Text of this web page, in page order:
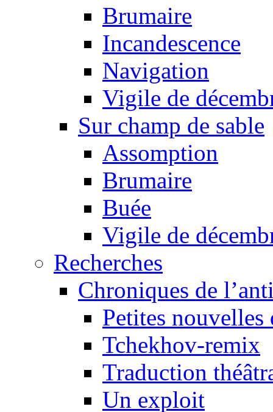
Brumaire
Incandescence
Navigation
Vigile de
Sur champ de sable
Assomption
Brumaire
Buée
Vigile de
Recherches
Chroniques de
Petites
Tchekhov-remix
Traduction
Un exploit